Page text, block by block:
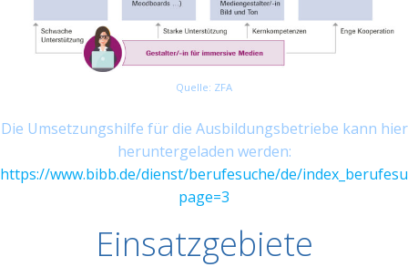
Quelle: ZFA
Die Umsetzungshilfe für die Ausbildungsbetriebe kann hier
heruntergeladen werden:
https://www.bibb.de/dienst/berufesuche/de/
page=3
Einsatzgebiete